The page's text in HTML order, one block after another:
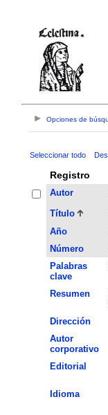
Opciones de
Seleccionar todo
Registro
Autor
Título
Año
Número
Palabras
clave
Resumen
Dirección
Autor
corporativo
Editorial
Idioma